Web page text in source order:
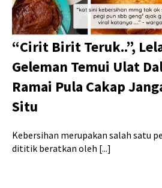
“Cirit Birit Teruk..”,
Geleman Temui Ulat
Ramai Pula Cakap
Situ
Kebersihan merupakan salah satu
dititik beratkan oleh [...]